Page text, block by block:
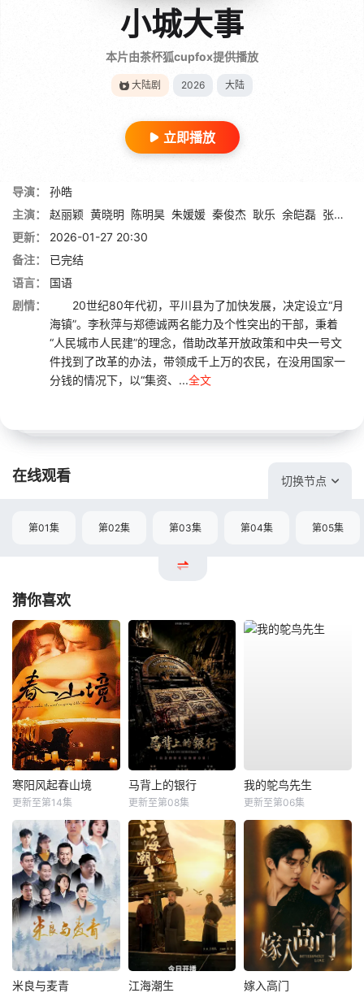
小城大事
本片由茶杯狐cupfox提供播放
大陆剧 2026 大陆
立即播放
导演：
孙皓
主演：
赵丽颖 黄晓明 陈明昊 朱媛媛 秦俊杰 耿乐 余皑磊 张国强
更新：
2026-01-27 20:30
备注：
已完结
语言：
国语
剧情：
20世纪80年代初，平川县为了加快发展，决定设立“月
海镇”。李秋萍与郑德诚两名能力及个性突出的干部，秉着
“人民城市人民建”的理念，借助改革开放政策和中央一号文
件找到了改革的办法，带领成千上万的农民，在没用国家一
分钱的情况下，以“集资、...全文
在线观看 切换节点
第01集 第02集 第03集 第04集 第05集
猜你喜欢
寒阳风起春山境
更新至第14集
马背上的银行
更新至第08集
我的鸵鸟先生
更新至第06集
米良与麦青 江海潮生 嫁入高门